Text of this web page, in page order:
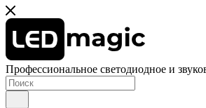
Профессиональное светодиодное и